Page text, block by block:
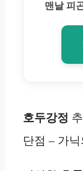
맨날 피
호두강정
단점 – 가